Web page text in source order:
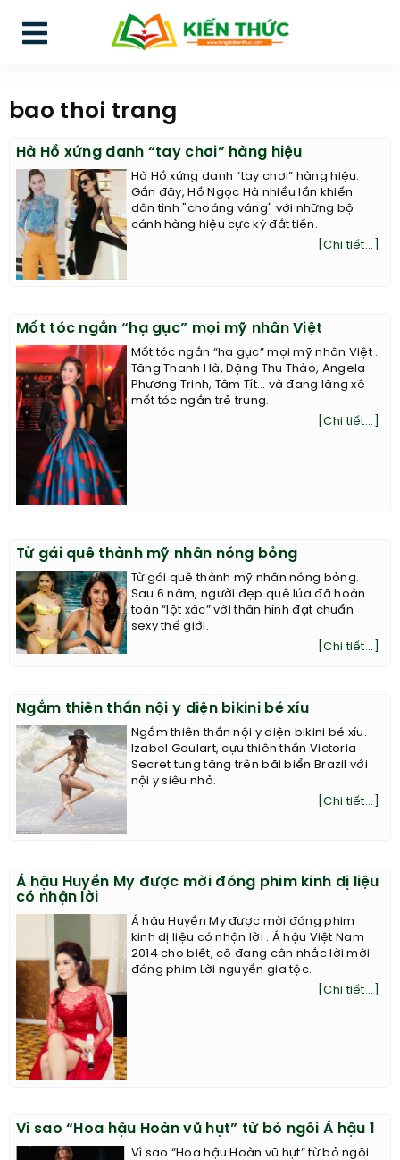
bao thoi trang
Hà Hồ xứng danh “tay chơi” hàng hiệu
Hà Hồ xứng danh “tay chơi” hàng hiệu.
Gần đây, Hồ Ngọc Hà nhiều lần khiến
dân tình "choáng váng" với những bộ
cánh hàng hiệu cực kỳ đắt tiền.
[Chi tiết...]
Mốt tóc ngắn “hạ gục” mọi mỹ nhân Việt
Mốt tóc ngắn “hạ gục” mọi mỹ nhân Việt .
Tăng Thanh Hà, Đặng Thu Thảo, Angela
Phương Trinh, Tâm Tít… và đang lăng xê
mốt tóc ngắn trẻ trung.
[Chi tiết...]
Từ gái quê thành mỹ nhân nóng bỏng
Từ gái quê thành mỹ nhân nóng bỏng.
Sau 6 năm, người đẹp quê lúa đã hoàn
toàn “lột xác” với thân hình đạt chuẩn
sexy thế giới.
[Chi tiết...]
Ngắm thiên thần nội y diện bikini bé xíu
Ngắm thiên thần nội y diện bikini bé xíu.
Izabel Goulart, cựu thiên thần Victoria
Secret tung tăng trên bãi biển Brazil với
nội y siêu nhỏ.
[Chi tiết...]
Á hậu Huyền My được mời đóng phim kinh dị liệu
có nhận lời
Á hậu Huyền My được mời đóng phim
kinh dị liệu có nhận lời . Á hậu Việt Nam
2014 cho biết, cô đang cân nhắc lời mời
đóng phim Lời nguyền gia tộc.
[Chi tiết...]
Vì sao “Hoa hậu Hoàn vũ hụt” từ bỏ ngôi Á hậu 1
Vì sao “Hoa hậu Hoàn vũ hụt” từ bỏ ngôi